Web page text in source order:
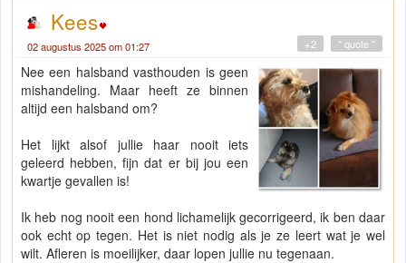
Kees
02 augustus 2025 om 01:27 " quote "
+2
Nee een halsband vasthouden is geen
mishandeling. Maar heeft ze binnen
altijd een halsband om?
Het lijkt alsof jullie haar nooit iets
geleerd hebben, fijn dat er bij jou een
kwartje gevallen is!
Ik heb nog nooit een hond lichamelijk gecorrigeerd, ik ben daar
ook echt op tegen. Het is niet nodig als je ze leert wat je wel
wilt. Afleren is moeilijker, daar lopen jullie nu tegenaan.